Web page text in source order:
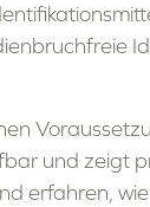
und zeigt
erfahren,